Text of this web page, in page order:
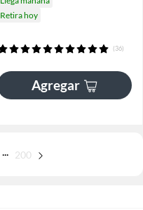
Retira hoy
(36)
Agregar
200